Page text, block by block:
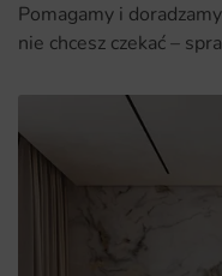
Pomagamy i
nie chcesz czekać –